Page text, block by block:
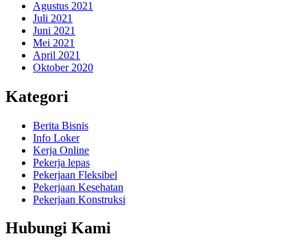
Agustus 2021
Juli 2021
Juni 2021
Mei 2021
April 2021
Oktober 2020
Kategori
Berita Bisnis
Info Loker
Kerja Online
Pekerja lepas
Pekerjaan Fleksibel
Pekerjaan Kesehatan
Pekerjaan Konstruksi
Hubungi Kami